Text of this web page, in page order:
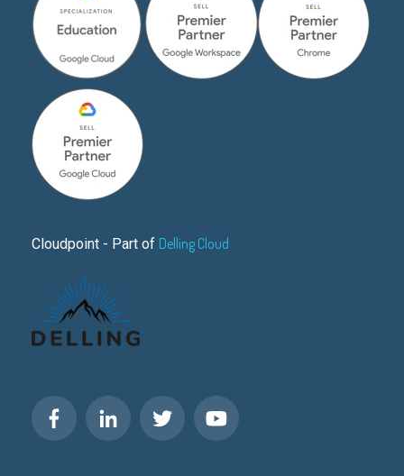
Cloudpoint - Part of Delling Cloud